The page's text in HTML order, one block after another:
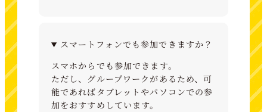
スマートフォンでも参加できますか？
スマホからでも参加できます。
ただし、グループワークがあるため、可
能であればタブレットやパソコンでの参
加をおすすめしています。